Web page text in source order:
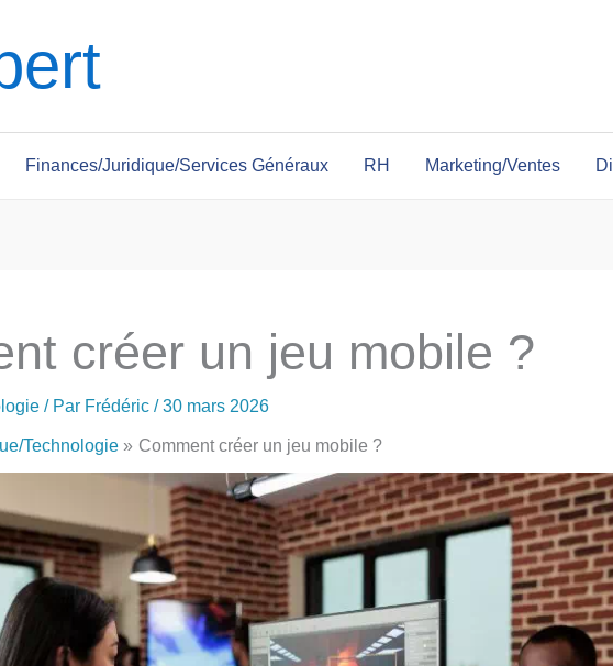
Finances/Juridique/Services Généraux RH Marketing/Ventes
créer un jeu mobile ?
/ Par Frédéric /30 mars 2026
Technologie Comment créer un jeu mobile ?